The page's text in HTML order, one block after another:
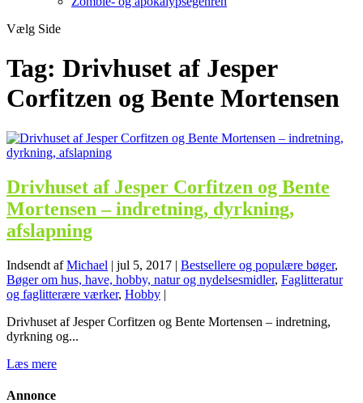
Vælg Side
Tag: Drivhuset af Jesper
Corfitzen og Bente Mortensen
Drivhuset af Jesper Corfitzen og Bente
Mortensen – indretning, dyrkning,
afslapning
Indsendt afMichael | jul 5, 2017 | Bestsellere og populære bøger,
Bøger om hus, have, hobby, natur og nydelsesmidler, Faglitteratur
og faglitterære værker, Hobby |
Drivhuset af Jesper Corfitzen og Bente Mortensen – indretning,
dyrkning og...
Læs mere
Annonce